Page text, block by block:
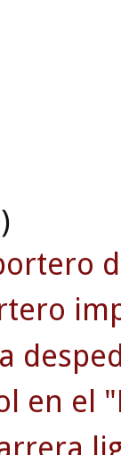
en el